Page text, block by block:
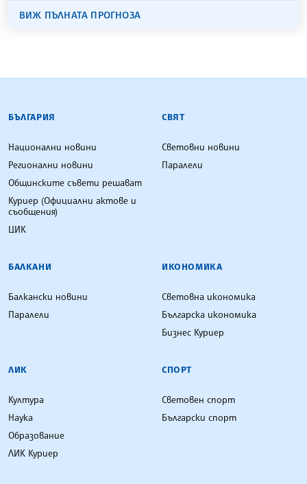
ВИЖ ПЪЛНАТА ПРОГНОЗА
БЪЛГАРСКА ТЕЛЕГРАФНА АГЕНЦИЯ
БЪЛГАРИЯ
Национални новини
Регионални новини
Общинските съвети решават
Куриер (Официални актове и
съобщения)
ЦИК
СВЯТ
Световни новини
Паралели
БАЛКАНИ
Балкански новини
Паралели
ИКОНОМИКА
Световна икономика
Българска икономика
Бизнес Куриер
ЛИК
Култура
Наука
Образование
ЛИК Куриер
СПОРТ
Световен спорт
Български спорт